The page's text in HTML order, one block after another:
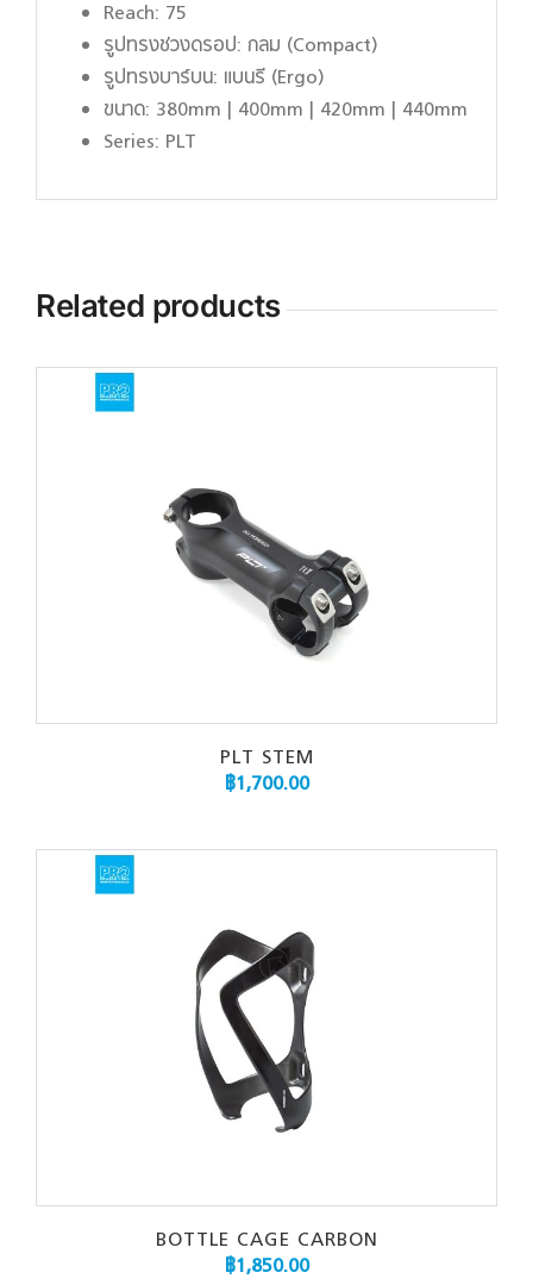
Reach: 75
รูปทรงช่วงดรอป: กลม (Compact)
รูปทรงบาร์บน: แบนรี (Ergo)
ขนาด: 380mm | 400mm | 420mm | 440mm
Series: PLT
Related products
PLT STEM
฿1,700.00
BOTTLE CAGE CARBON
฿1,850.00